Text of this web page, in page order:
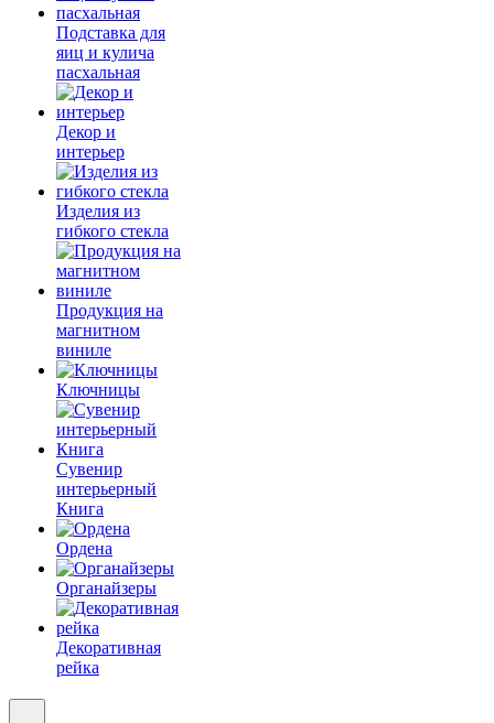
Подставка для
яиц и кулича
пасхальная
Декор и
интерьер
Изделия из
гибкого стекла
Продукция на
магнитном
виниле
Ключницы
Сувенир
интерьерный
Книга
Ордена
Органайзеры
Декоративная
рейка